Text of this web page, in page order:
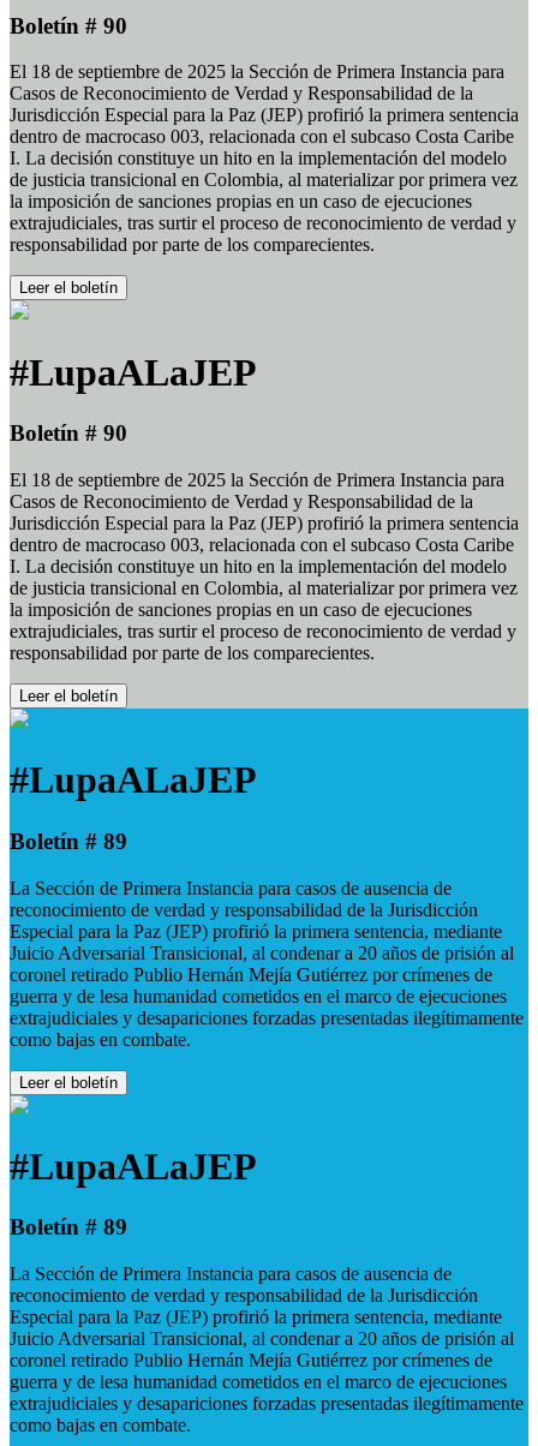
Boletín # 90
El 18 de septiembre de 2025 la Sección de Primera Instancia para
Casos de Reconocimiento de Verdad y Responsabilidad de la
Jurisdicción Especial para la Paz (JEP) profirió la primera sentencia
dentro de macrocaso 003, relacionada con el subcaso Costa Caribe
I. La decisión constituye un hito en la implementación del modelo
de justicia transicional en Colombia, al materializar por primera vez
la imposición de sanciones propias en un caso de ejecuciones
extrajudiciales, tras surtir el proceso de reconocimiento de verdad y
responsabilidad por parte de los comparecientes.
Leer el boletín
#LupaALaJEP
Boletín # 90
El 18 de septiembre de 2025 la Sección de Primera Instancia para
Casos de Reconocimiento de Verdad y Responsabilidad de la
Jurisdicción Especial para la Paz (JEP) profirió la primera sentencia
dentro de macrocaso 003, relacionada con el subcaso Costa Caribe
I. La decisión constituye un hito en la implementación del modelo
de justicia transicional en Colombia, al materializar por primera vez
la imposición de sanciones propias en un caso de ejecuciones
extrajudiciales, tras surtir el proceso de reconocimiento de verdad y
responsabilidad por parte de los comparecientes.
Leer el boletín
#LupaALaJEP
Boletín # 89
La Sección de Primera Instancia para casos de ausencia de
reconocimiento de verdad y responsabilidad de la Jurisdicción
Especial para la Paz (JEP) profirió la primera sentencia, mediante
Juicio Adversarial Transicional, al condenar a 20 años de prisión al
coronel retirado Publio Hernán Mejía Gutiérrez por crímenes de
guerra y de lesa humanidad cometidos en el marco de ejecuciones
extrajudiciales y desapariciones forzadas presentadas ilegítimamente
como bajas en combate.
Leer el boletín
#LupaALaJEP
Boletín # 89
La Sección de Primera Instancia para casos de ausencia de
reconocimiento de verdad y responsabilidad de la Jurisdicción
Especial para la Paz (JEP) profirió la primera sentencia, mediante
Juicio Adversarial Transicional, al condenar a 20 años de prisión al
coronel retirado Publio Hernán Mejía Gutiérrez por crímenes de
guerra y de lesa humanidad cometidos en el marco de ejecuciones
extrajudiciales y desapariciones forzadas presentadas ilegítimamente
como bajas en combate.